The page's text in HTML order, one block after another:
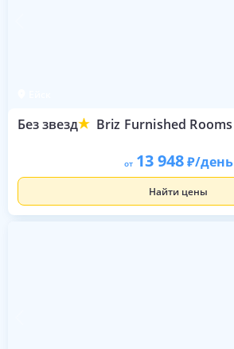
Без звезд Briz Furnished Rooms
от 13 948 /день
Найти цены